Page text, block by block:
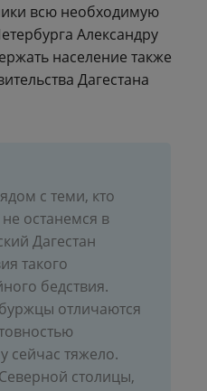
всю необходимую
Александру
население также
Дагестана
с теми, кто
останемся в
Дагестан
такого
бедствия.
отличаются
сейчас тяжело.
столицы,